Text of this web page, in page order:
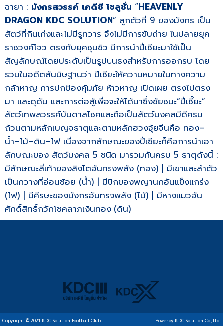
ฉายา : มังกรสวรรค์ เคดีซี โซลูชั่น “HEAVENLY
DRAGON KDC SOLUTION” ลูกตัวที่ 9 ของมังกร เป็น
สัตว์ที่กินเก่งและไม่มีรูทวาร จึงไม่มีการขับถ่าย ในปลายยุค
ราชวงศ์โจว ตรงกับยุคชุนชิว มีการนำปี่เซียะมาใช้เป็น
สัญลักษณ์โดยประดับเป็นรูปบนธงสำหรับการออกรบ โดย
รวมในอดีตสันนิษฐานว่า ปีเซียะให้ความหมายในทางความ
กล้าหาญ การปกป้องคุ้มภัย ห้าวหาญ เปิดเผย ตรงไปตรง
มา และดุดัน และการต่อสู้เพื่อจะให้ได้มาซึ่งชัยชนะ“ปี่เซี๊ยะ”
สัตว์เทพสวรรค์บันดาลโชคและถือเป็นสัตว์มงคลมีดีครบ
ถ้วนตามหลักเบญจธาตุและตามหลักฮวงจุ้ยจีนคือ ทอง–
น้ำ–ไม้–ดิน–ไฟ เนื่องจากลักษณะของปี่เซียะก็คือการนำเอา
ลักษณะของ สัตว์มงคล 5 ชนิด มารวมกันครบ 5 ธาตุดังนี้ :
มีลักษณะสี่เท้าของสิงโตอันทรงพลัง (ทอง) | มีเขาและลำตัว
เป็นกวางที่อ่อนช้อย (น้ำ) | มีปีกของพญานกอันแข็งแกร่ง
(ไฟ) | มีศีรษะของมังกรอันทรงพลัง (ไม้) | มีหางแมวอัน
ศักดิ์สิทธิ์กวักโชคลาภเงินทอง (ดิน)
Copyright © 2021 KDC Solution Football Club Powerby KDC Solution Co.,Ltd.